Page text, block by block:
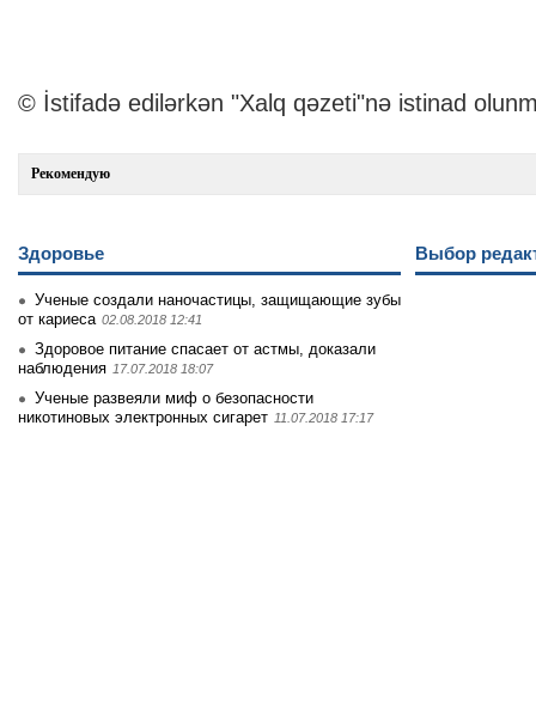
© İstifadə edilərkən "Xalq qəzeti"nə istinad
Рекомендую
Здоровье
Ученые создали наночастицы, защищающие зубы
от кариеса 02.08.2018 12:41
Здоровое питание спасает от астмы, доказали
наблюдения 17.07.2018 18:07
Ученые развеяли миф о безопасности
никотиновых электронных сигарет 11.07.2018 17:17
Выбор